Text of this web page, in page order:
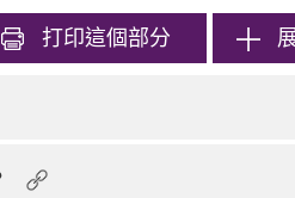
打印這個部分